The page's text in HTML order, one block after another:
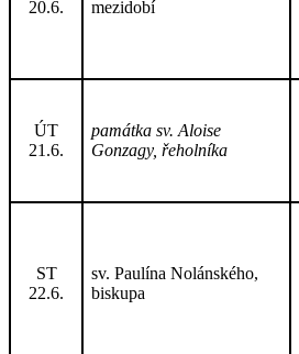
20.6.
mezidobí
ÚT
21.6.
památka sv. Aloise
Gonzagy, řeholníka
ST
22.6.
sv. Paulína Nolánského,
biskupa